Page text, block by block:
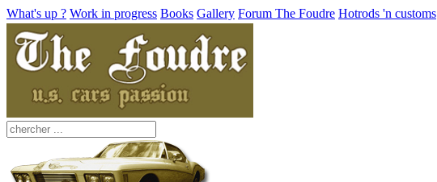
What's up ? Work in progress Books Gallery Forum The Foudre Hotrods 'n customs